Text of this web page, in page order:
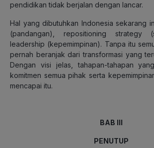
pendidikan tidak berjalan dengan lancar.
Hal yang dibutuhkan Indonesia sekarang
(pandangan), repositioning
leadership (kepemimpinan). Tanpa itu
pernah beranjak dari transformasi yang
Dengan visi jelas, tahapan-tahapan
komitmen semua pihak serta
mencapai itu.
BAB III
PENUTUP